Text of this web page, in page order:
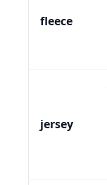
fleece
jersey